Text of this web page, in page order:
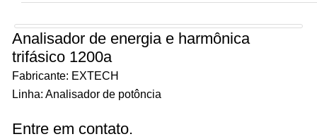
Analisador de energia e harmônica
trifásico 1200a
Fabricante: EXTECH
Linha: Analisador de potôncia
Entre em contato.